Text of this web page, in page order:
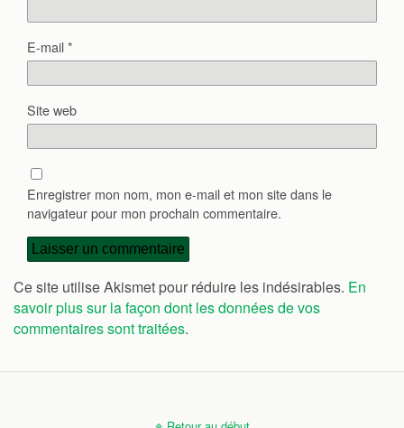
E-mail*
Site web
Enregistrer mon nom, mon e-mail et mon site dans le
navigateur pour mon prochain commentaire.
Ce site utilise Akismet pour réduire les indésirables. En
savoir plus sur la façon dont les données de vos
commentaires sont traitées.